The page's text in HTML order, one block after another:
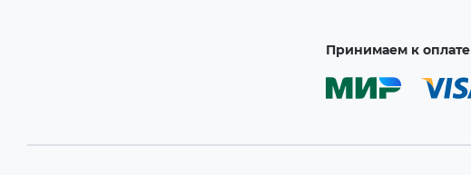
Принимаем к оплате